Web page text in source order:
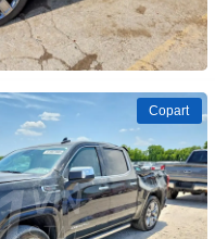
Copart